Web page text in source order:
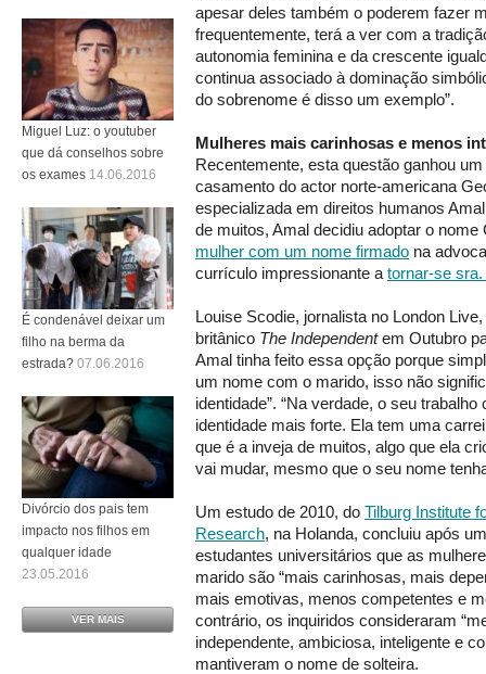
apesar deles também o poderem fazer
frequentemente, terá a ver com a
autonomia feminina e da crescente
continua associado à dominação
do sobrenome é disso um exemplo”.
Mulheres mais carinhosas e menos
Recentemente, esta questão ganhou
casamento do actor norte-americana
especializada em direitos humanos
de muitos, Amal decidiu adoptar o nome
mulher com um nome firmado na
currículo impressionante a tornar-se
Louise Scodie, jornalista no London
britânico The Independentem Outubro
Amal tinha feito essa opção porque
um nome com o marido, isso não
identidade”. “Na verdade, o seu
identidade mais forte. Ela tem uma
que é a inveja de muitos, algo que ela
vai mudar, mesmo que o seu nome
Um estudo de 2010, do Tilburg Institute
Research, na Holanda, concluiu após
estudantes universitários que as
marido são “mais carinhosas, mais
mais emotivas, menos competentes e
contrário, os inquiridos consideraram
independente, ambiciosa, inteligente e
mantiveram o nome de solteira.
Miguel Luz: o youtuber
que dá conselhos sobre
os exames 14.06.2016
É condenável deixar um
filho na berma da
estrada? 07.06.2016
Divórcio dos pais tem
impacto nos filhos em
qualquer idade
23.05.2016
VER MAIS